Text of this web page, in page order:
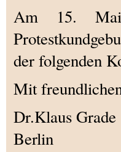
Am 15.
der folgenden
Mit
Dr.Klaus Grade
Berlin